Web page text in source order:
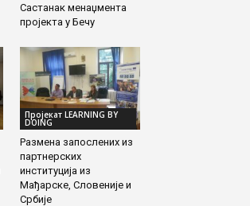
Састанак менаџмента
пројекта у Бечу
Пројекат LEARNING BY
DOING
Размена запослених из
партнерских
институција из
Maђарске, Словеније и
Србије